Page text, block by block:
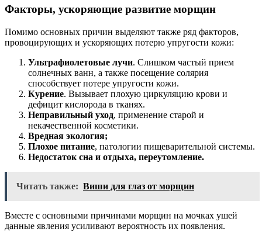
Факторы, ускоряющие развитие морщин
Помимо основных причин выделяют также ряд факторов,
провоцирующих и ускоряющих потерю упругости кожи:
Ультрафиолетовые лучи. Слишком частый прием
солнечных ванн, а также посещение солярия
способствует потере упругости кожи.
Курение. Вызывает плохую циркуляцию крови и
дефицит кислорода в тканях.
Неправильный уход, применение старой и
некачественной косметики.
Вредная экология;
Плохое питание, патологии пищеварительной системы.
Недостаток сна и отдыха, переутомление.
Читать также: Виши для глаз от морщин
Вместе с основными причинами морщин на мочках ушей
данные явления усиливают вероятность их появления.